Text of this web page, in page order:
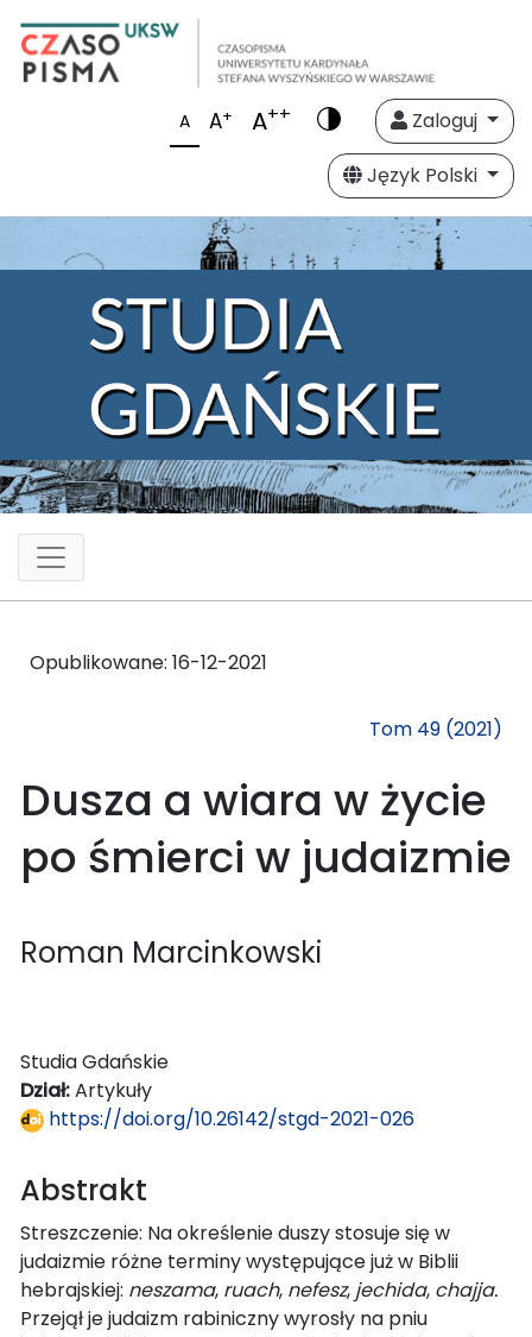
A A+ A++
Zaloguj
Język Polski
Opublikowane: 16-12-2021
Tom 49 (2021)
Dusza a wiara w życie
po śmierci w judaizmie
Roman Marcinkowski
Studia Gdańskie
Dział:Artykuły
https://doi.org/10.26142/stgd-2021-026
Abstrakt
Streszczenie: Na określenie duszy stosuje się w
judaizmie różne terminy występujące już w Biblii
hebrajskiej: neszama, ruach, nefesz, jechida, chajja.
Przejął je judaizm rabiniczny wyrosły na pniu